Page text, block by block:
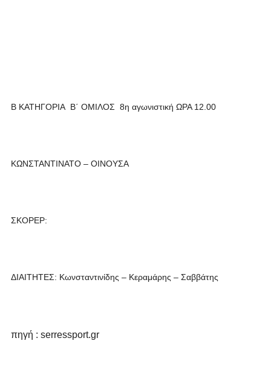
Β ΚΑΤΗΓΟΡΙΑ Β΄ ΟΜΙΛΟΣ 8η αγωνιστική ΩΡΑ 12.00
ΚΩΝΣΤΑΝΤΙΝΑΤΟ – ΟΙΝΟΥΣΑ
ΣΚΟΡΕΡ:
ΔΙΑΙΤΗΤΕΣ: Κωνσταντινίδης – Κεραμάρης – Σαββάτης
πηγή : serressport.gr